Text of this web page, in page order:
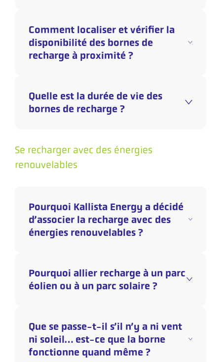
Comment localiser et vérifier la
disponibilité des bornes de
recharge à proximité ?
Quelle est la durée de vie des
bornes de recharge ?
Se recharger avec des énergies
renouvelables
Pourquoi Kallista Energy a décidé
d’associer la recharge avec des
énergies renouvelables ?
Pourquoi allier recharge à un parc
éolien ou à un parc solaire ?
Que se passe-t-il s’il n’y a ni vent
ni soleil… est-ce que la borne
fonctionne quand même ?